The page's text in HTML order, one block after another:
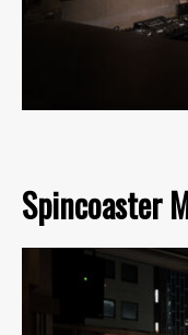
Spincoaster